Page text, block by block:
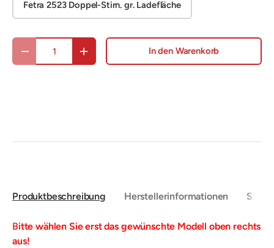
Fetra 2523 Doppel-Stirn. gr. Ladefläche
Anzahl
Menge verringernMenge erhöhen In den Warenkorb
Produktbeschreibung Herstellerinformationen
Bitte wählen Sie erst das gewünschte Modell oben rechts
aus!